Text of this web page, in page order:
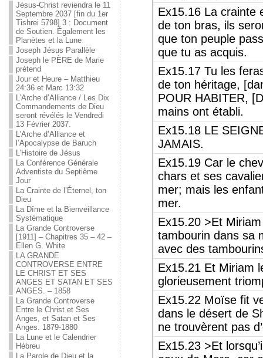
Jésus-Christ reviendra le 11
Septembre 2037 [fin du 1er
Tishrei 5798] 3 : Document
de Soutien. Également les
Planètes et la Lune
Joseph Jésus Parallèle
Joseph le PÈRE de Marie
prétend
Jour et Heure – Matthieu
24:36 et Marc 13:32
L’Arche d’Alliance / Les Dix
Commandements de Dieu
seront révélés le Vendredi
13 Février 2037.
L’Arche d’Alliance et
l’Apocalypse de Baruch
L’Histoire de Jésus
La Conférence Générale
Adventiste du Septième
Jour
La Crainte de l’Éternel, ton
Dieu
La Dîme et la Bienveillance
Systématique
La Grande Controverse
[1911] – Chapitres 35 – 42 –
Ellen G. White
LA GRANDE
CONTROVERSE ENTRE
LE CHRIST ET SES
ANGES ET SATAN ET SES
ANGES. – 1858
La Grande Controverse
Entre le Christ et Ses
Anges, et Satan et Ses
Anges. 1879-1880
La Lune et le Calendrier
Hébreu
La Parole de Dieu et la
Ex15.16 La crainte
de ton bras, ils
que ton peuple
que tu as acquis.
Ex15.17 Tu les
de ton héritage,
POUR HABITER,
mains ont établi.
Ex15.18 LE
JAMAIS.
Ex15.19 Car le
chars et ses
mer; mais les
mer.
Ex15.20 >Et
tambourin dans sa
avec des
Ex15.21 Et Miriam
glorieusement
Ex15.22 Moïse fit
dans le désert de
ne trouvèrent pas
Ex15.23 >Et